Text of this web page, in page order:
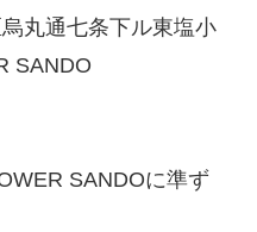
丸通七条下ル東塩小
SANDO
SANDOに準ず